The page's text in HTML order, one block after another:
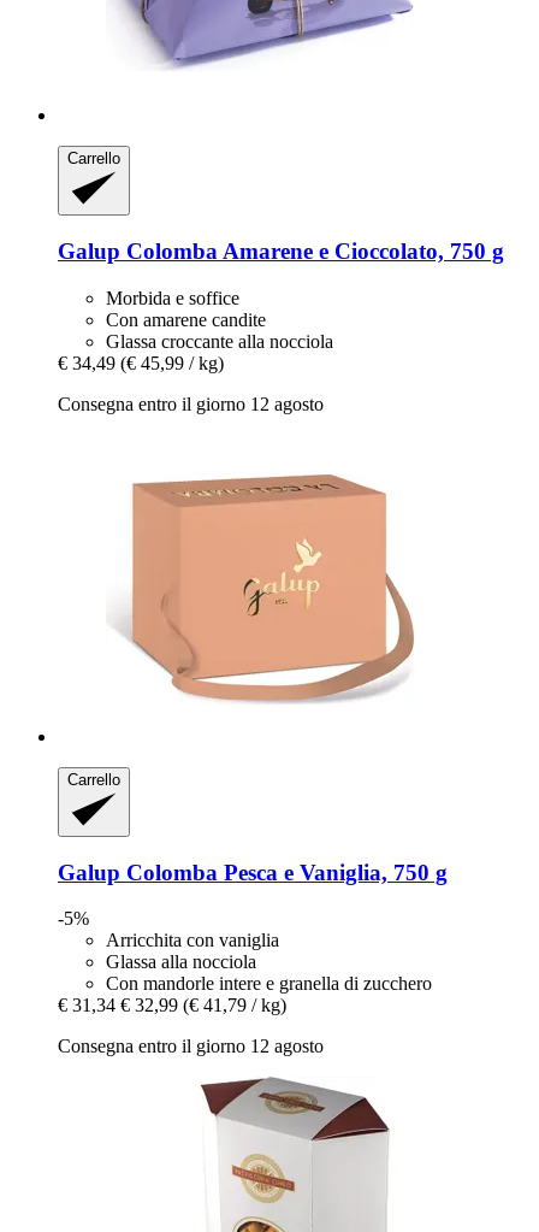
Carrello
Galup Colomba Amarene e Cioccolato, 750 g
Morbida e soffice
Con amarene candite
Glassa croccante alla nocciola
€ 34,49 (€ 45,99 / kg)
Consegna entro il giorno 12 agosto
Carrello
Galup Colomba Pesca e Vaniglia, 750 g
-5%
Arricchita con vaniglia
Glassa alla nocciola
Con mandorle intere e granella di zucchero
€ 31,34 € 32,99 (€ 41,79 / kg)
Consegna entro il giorno 12 agosto